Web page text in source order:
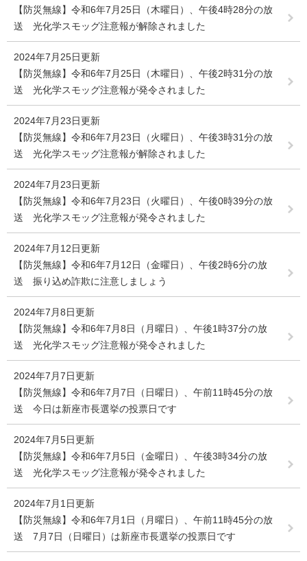
【防災無線】令和6年7月25日（木曜日）、午後4時28分の放
送 光化学スモッグ注意報が解除されました
2024年7月25日更新
【防災無線】令和6年7月25日（木曜日）、午後2時31分の放
送 光化学スモッグ注意報が発令されました
2024年7月23日更新
【防災無線】令和6年7月23日（火曜日）、午後3時31分の放
送 光化学スモッグ注意報が解除されました
2024年7月23日更新
【防災無線】令和6年7月23日（火曜日）、午後0時39分の放
送 光化学スモッグ注意報が発令されました
2024年7月12日更新
【防災無線】令和6年7月12日（金曜日）、午後2時6分の放
送 振り込め詐欺に注意しましょう
2024年7月8日更新
【防災無線】令和6年7月8日（月曜日）、午後1時37分の放
送 光化学スモッグ注意報が発令されました
2024年7月7日更新
【防災無線】令和6年7月7日（日曜日）、午前11時45分の放
送 今日は新座市長選挙の投票日です
2024年7月5日更新
【防災無線】令和6年7月5日（金曜日）、午後3時34分の放
送 光化学スモッグ注意報が発令されました
2024年7月1日更新
【防災無線】令和6年7月1日（月曜日）、午前11時45分の放
送 7月7日（日曜日）は新座市長選挙の投票日です